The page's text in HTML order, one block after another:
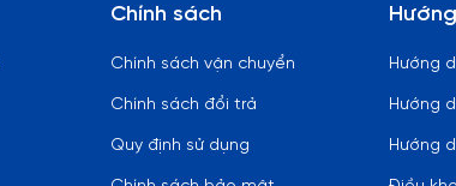
Chính sách
Chính sách vận chuyển
Chính sách đổi trả
Quy định sử dụng
Hướng
Hướng
Hướng